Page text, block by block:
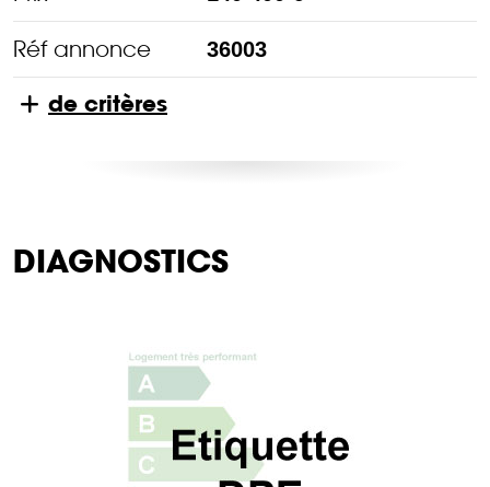
Réf annonce 36003
de critères
DIAGNOSTICS